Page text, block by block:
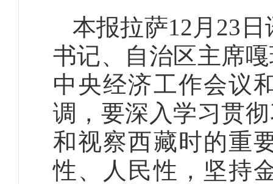
本报拉萨12月23
书记、自治区主席
中央经济工作会议
调，要深入学习贯
和视察西藏时的重
性、人民性，坚持